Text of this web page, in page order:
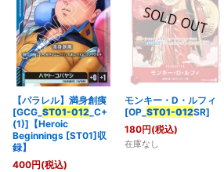
【パラレル】満身創痍
[GCG_ ST01-012 _C+
(1)]【Heroic
Beginnings [ST01]収
録】
400円(税込)
モンキー・D・ルフィ
[OP_ ST01-012SR]
180円(税込)
在庫なし